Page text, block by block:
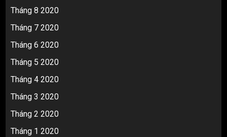
Tháng 8 2020
Tháng 7 2020
Tháng 6 2020
Tháng 5 2020
Tháng 4 2020
Tháng 3 2020
Tháng 2 2020
Tháng 1 2020